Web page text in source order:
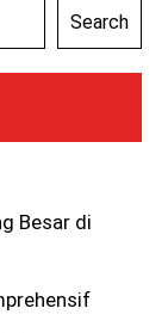
Search
Besar di